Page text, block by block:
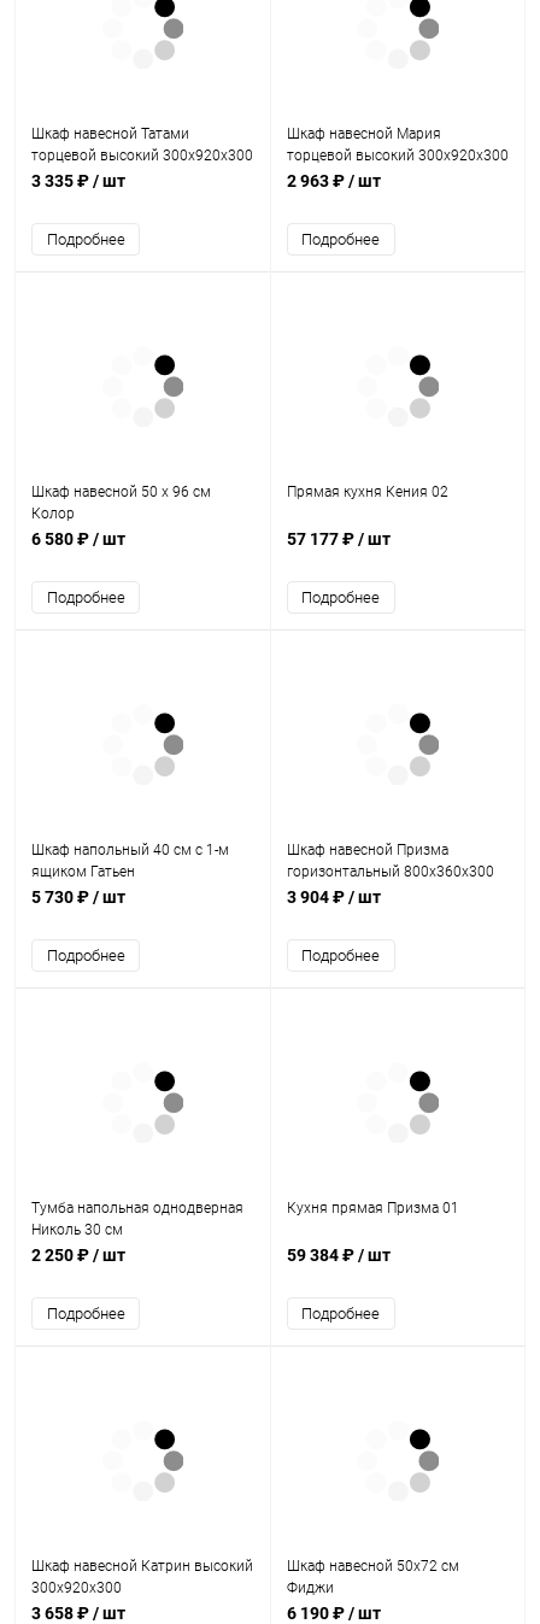
Шкаф навесной Татами
торцевой высокий 300х920х300
3 335 ₽/ шт
Подробнее
Шкаф навесной Мария
торцевой высокий 300х920х300
Крем/ Белый
2 963 ₽/ шт
Подробнее
Шкаф навесной 50 х 96 см
Колор
6 580 ₽/ шт
Подробнее
Прямая кухня Кения 02
57 177 ₽/ шт
Подробнее
Шкаф напольный 40 см с 1-м
ящиком Гатьен
5 730 ₽/ шт
Подробнее
Шкаф навесной Призма
горизонтальный 800х360х300
3 904 ₽/ шт
Подробнее
Тумба напольная однодверная
Николь 30 см
2 250 ₽/ шт
Подробнее
Кухня прямая Призма 01
59 384 ₽/ шт
Подробнее
Шкаф навесной Катрин высокий
300х920х300
3 658 ₽/ шт
Шкаф навесной 50х72 см
Фиджи
6 190 ₽/ шт